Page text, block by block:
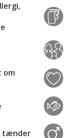
om
tænder